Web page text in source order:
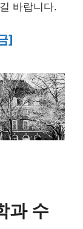
바랍니다.
]
과 수